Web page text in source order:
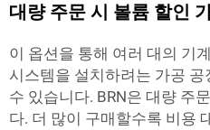
대량 주문 시 볼륨 할인
이 옵션을 통해 여러 대의 기
시스템을 설치하려는 가공
수 있습니다. BRN은 대량 주
다. 더 많이 구매할수록 비용